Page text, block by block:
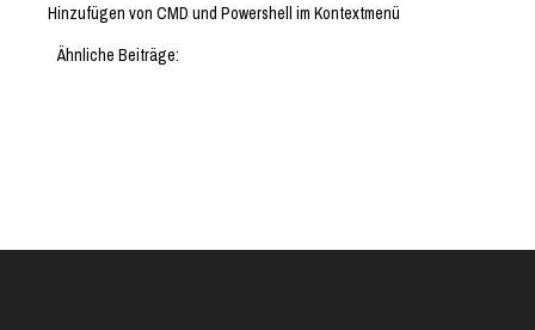
Hinzufügen von CMD und Powershell im Kontextmenü
Ähnliche Beiträge: